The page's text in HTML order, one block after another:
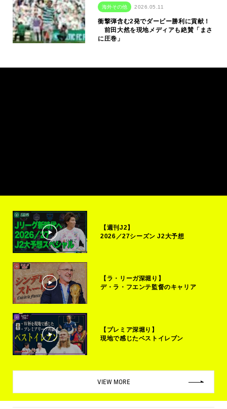
海外その他 2026.05.11
衝撃弾含む2発でダービー勝利に貢献！
前田大然を現地メディアも絶賛「まさ
に圧巻」
【週刊J2】
2026／27シーズン J2大予想
【ラ・リーガ深堀り】
デ・ラ・フエンテ監督のキャリア
【プレミア深堀り】
現地で感じたベストイレブン
VIEW MORE